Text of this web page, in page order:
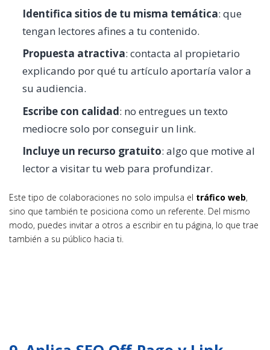
Identifica sitios de tu misma temática: que
tengan lectores afines a tu contenido.
Propuesta atractiva: contacta al propietario
explicando por qué tu artículo aportaría valor a
su audiencia.
Escribe con calidad: no entregues un texto
mediocre solo por conseguir un link.
Incluye un recurso gratuito: algo que motive al
lector a visitar tu web para profundizar.
Este tipo de colaboraciones no solo impulsa el tráfico web,
sino que también te posiciona como un referente. Del mismo
modo, puedes invitar a otros a escribir en tu página, lo que trae
también a su público hacia ti.